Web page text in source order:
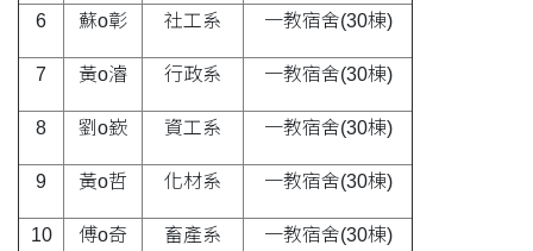
6 蘇o彰 社工系 一教宿舍(30棟)
7 黃o濬 行政系 一教宿舍(30棟)
8 劉o嶔 資工系 一教宿舍(30棟)
9 黃o哲 化材系 一教宿舍(30棟)
10 傅o奇 畜產系 一教宿舍(30棟)